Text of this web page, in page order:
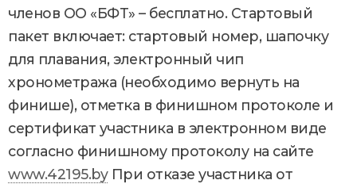
членов ОО «БФТ» – бесплатно. Стартовый
пакет включает: стартовый номер, шапочку
для плавания, электронный чип
хронометража (необходимо вернуть на
финише), отметка в финишном протоколе и
сертификат участника в электронном виде
согласно финишному протоколу на сайте
www.42195.byПри отказе участника от